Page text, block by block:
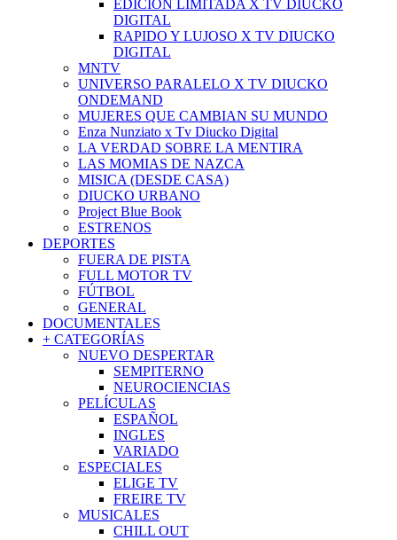
EDICIÓN LIMITADA X TV DIUCKO
DIGITAL
RAPIDO Y LUJOSO X TV DIUCKO
DIGITAL
MNTV
UNIVERSO PARALELO X TV DIUCKO
ONDEMAND
MUJERES QUE CAMBIAN SU MUNDO
Enza Nunziato x Tv Diucko Digital
LA VERDAD SOBRE LA MENTIRA
LAS MOMIAS DE NAZCA
MISICA (DESDE CASA)
DIUCKO URBANO
Project Blue Book
ESTRENOS
DEPORTES
FUERA DE PISTA
FULL MOTOR TV
FÚTBOL
GENERAL
DOCUMENTALES
+ CATEGORÍAS
NUEVO DESPERTAR
SEMPITERNO
NEUROCIENCIAS
PELÍCULAS
ESPAÑOL
INGLES
VARIADO
ESPECIALES
ELIGE TV
FREIRE TV
MUSICALES
CHILL OUT